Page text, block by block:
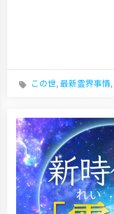
この世, 最新霊界事情,